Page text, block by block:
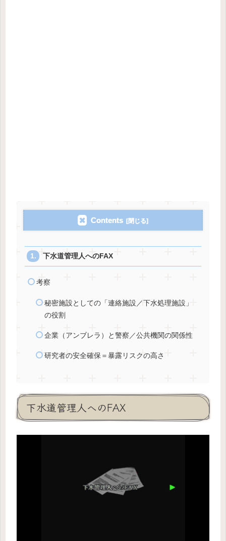
Contents
下水道管理人へのFAX
考察
秘密施設としての「連絡施設／下水処理施設」
の役割
企業（アンブレラ）と警察／公共機関の関係性
研究者の安全確保＝暴露リスクの高さ
下水道管理人へのFAX